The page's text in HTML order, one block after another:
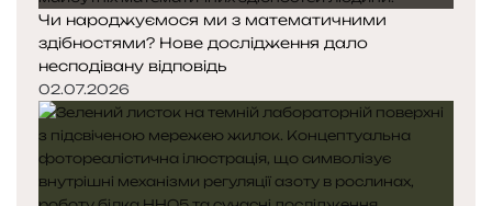
Чи народжуємося ми з математичними
здібностями? Нове дослідження дало
несподівану відповідь
02.07.2026